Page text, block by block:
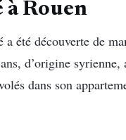
à Rouen
été découverte de
d’origine
dans son